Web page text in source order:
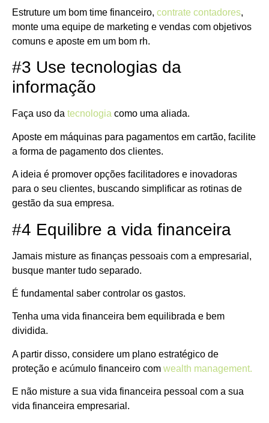
Estruture um bom time financeiro, contrate contadores,
monte uma equipe de marketing e vendas com objetivos
comuns e aposte em um bom rh.
#3 Use tecnologias da
informação
Faça uso da tecnologia como uma aliada.
Aposte em máquinas para pagamentos em cartão, facilite
a forma de pagamento dos clientes.
A ideia é promover opções facilitadores e inovadoras
para o seu clientes, buscando simplificar as rotinas de
gestão da sua empresa.
#4 Equilibre a vida financeira
Jamais misture as finanças pessoais com a empresarial,
busque manter tudo separado.
É fundamental saber controlar os gastos.
Tenha uma vida financeira bem equilibrada e bem
dividida.
A partir disso, considere um plano estratégico de
proteção e acúmulo financeiro com wealth management.
E não misture a sua vida financeira pessoal com a sua
vida financeira empresarial.